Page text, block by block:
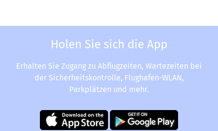
Holen Sie sich die App
Erhalten Sie Zugang zu Abflugzeiten, Wartezeiten bei
der Sicherheitskontrolle, Flughafen-WLAN,
Parkplätzen und mehr.